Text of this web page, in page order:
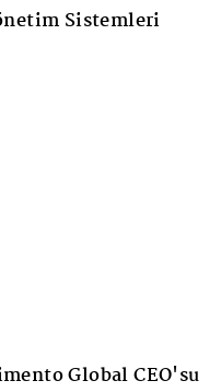
Sistemleri
Global CEO'su